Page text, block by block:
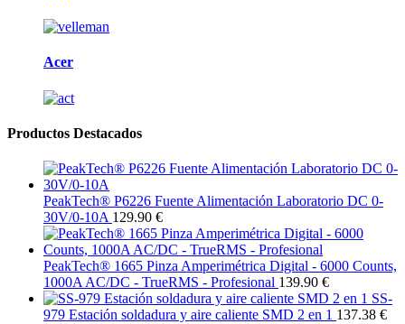
Acer
Productos Destacados
PeakTech® P6226 Fuente Alimentación Laboratorio DC 0-
30V/0-10A 129.90 €
PeakTech® 1665 Pinza Amperimétrica Digital - 6000 Counts,
1000A AC/DC - TrueRMS - Profesional 139.90 €
SS-
979 Estación soldadura y aire caliente SMD 2 en 1 137.38 €